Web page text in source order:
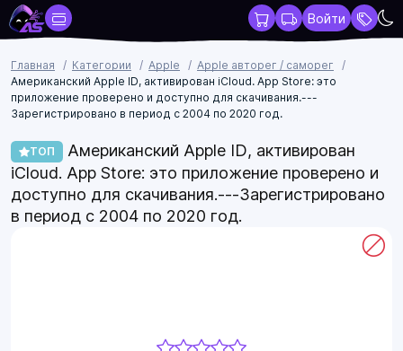
Войти
Главная Категории Apple
Apple авторег / саморег
Американский Apple ID, активирован iCloud. App Store: это
приложение проверено и доступно для скачивания.---
Зарегистрировано в период с 2004 по 2020 год.
ТОП
Американский Apple ID, активирован
iCloud. App Store: это приложение проверено и
доступно для скачивания.---Зарегистрировано
в период с 2004 по 2020 год.